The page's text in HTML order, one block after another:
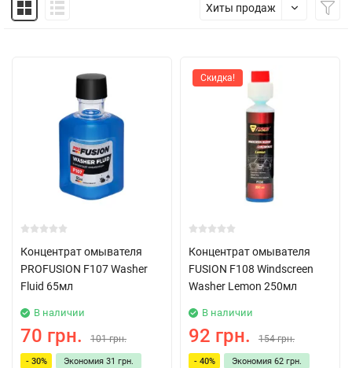
Хиты продаж
Концентрат омывателя
PROFUSION F107 Washer
Fluid 65мл
В наличии
70 грн. 101 грн.
- 30% Экономия 31 грн.
Скидка!
Концентрат омывателя
FUSION F108 Windscreen
Washer Lemon 250мл
В наличии
92 грн. 154 грн.
- 40% Экономия 62 грн.